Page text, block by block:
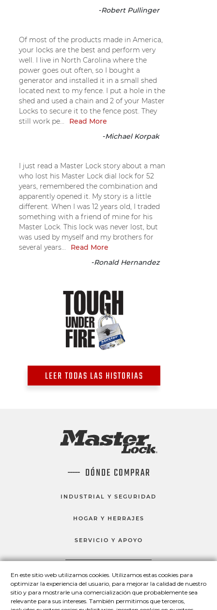
En este sitio web utilizamos cookies. Utilizamos estas cookies para
optimizar la experiencia del usuario, para mejorar la calidad de nuestro
sitio y para mostrarle una comercialización que probablemente sea
relevante para sus intereses. También permitimos que terceros,
-Robert Pullinger
Of most of the products made in America,
your locks are the best and perform very
well. I live in North Carolina where the
power goes out often, so I bought a
generator and installed it in a small shed
located next to my fence. I put a hole in the
shed and used a chain and 2 of your Master
Locks to secure it to the fence post. They
still work pe...
Read More
-Michael Korpak
I just read a Master Lock story about a man
who lost his Master Lock dial lock for 52
years, remembered the combination and
apparently opened it. My story is a little
different. When I was 12 years old, I traded
something with a friend of mine for his
Master Lock. This lock was never lost, but
was used by myself and my brothers for
several years...
Read More
-Ronald Hernandez
LEER TODAS LAS HISTORIAS
DÓNDE COMPRAR
INDUSTRIAL Y SEGURIDAD
HOGAR Y HERRAJES
SERVICIO Y APOYO
Master Lock en Facebook
Master Lock en LinkedIn
Master Lock en Twitter
Master Lock en